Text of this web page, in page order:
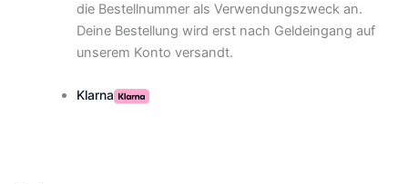
die Bestellnummer als Verwendungszweck an.
Deine Bestellung wird erst nach Geldeingang auf
unserem Konto versandt.
Klarna